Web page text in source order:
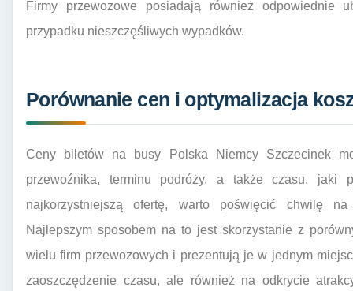
Firmy przewozowe posiadają również odpowiednie
przypadku nieszczęśliwych wypadków.
Porównanie cen i optymalizacja
Ceny biletów na busy Polska Niemcy Szczecinek
przewoźnika, terminu podróży, a także czasu, jaki
najkorzystniejszą ofertę, warto poświęcić chwilę
Najlepszym sposobem na to jest skorzystanie z
wielu firm przewozowych i prezentują je w jednym
zaoszczędzenie czasu, ale również na odkrycie